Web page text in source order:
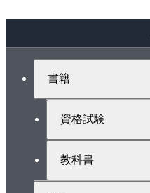
書籍
資格試験
教科書